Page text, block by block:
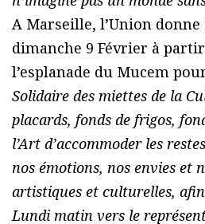
A Marseille, l’Union donne
dimanche 9 Février à
l’esplanade du Mucem
Solidaire des miettes de la
placards, fonds de frigos,
l’Art d’accommoder les
nos émotions, nos envies et
artistiques et culturelles,
Lundi matin vers le